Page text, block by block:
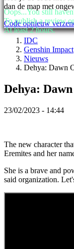
RO
RU
SR
SV
game
game
Gameplay
game
evenementen
Nieuws
dan de map met
Code opnieuw
IDC
Genshin Impact
Nieuws
Dehya: Dawn
Dehya:
23/02/2023 - 14:44
The new character
Eremites and her
She is a brave and
said organization.
Oops...You still
To publish a review
At least 2 hours.